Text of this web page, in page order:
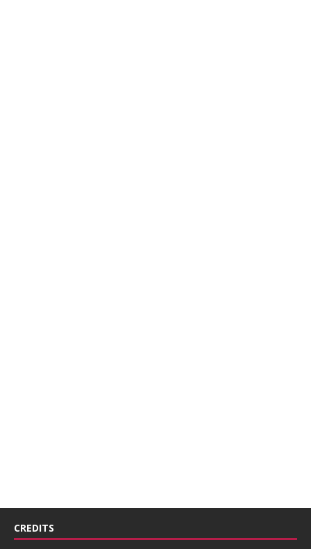
CREDITS